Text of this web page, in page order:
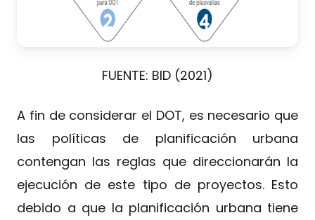
FUENTE: BID (2021)
A fin de considerar el DOT, es necesario que
las políticas de planificación urbana
contengan las reglas que direccionarán la
ejecución de este tipo de proyectos. Esto
debido a que la planificación urbana tiene